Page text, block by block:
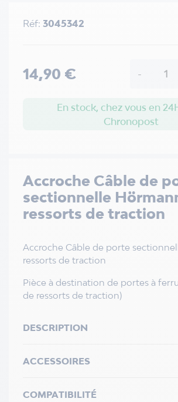
Accroche Câble de
sectionnelle
ressorts de traction
Accroche Câble de porte
ressorts de traction
Pièce à destination de portes à
de ressorts de traction)
DESCRIPTION
ACCESSOIRES
COMPATIBILITÉ
Réf: 3045342
14,90 € -
En stock, chez vous en
Chronopost